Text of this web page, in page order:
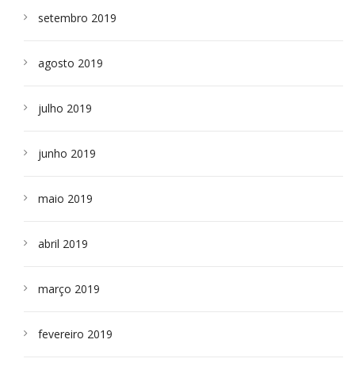
setembro 2019
agosto 2019
julho 2019
junho 2019
maio 2019
abril 2019
março 2019
fevereiro 2019